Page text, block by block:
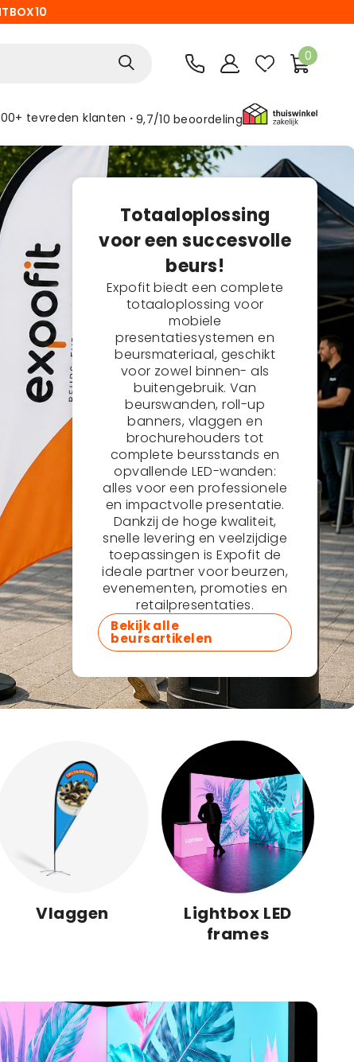
0
tevreden klanten 9,7/10 beoordeling
Totaaloplossing
voor een succesvolle
beurs!
Expofit biedt een complete
totaaloplossing voor
mobiele
presentatiesystemen en
beursmateriaal, geschikt
voor zowel binnen- als
buitengebruik. Van
beurswanden, roll-up
banners, vlaggen en
brochurehouders tot
complete beursstands en
opvallende LED-wanden:
alles voor een professionele
en impactvolle presentatie.
Dankzij de hoge kwaliteit,
snelle levering en veelzijdige
toepassingen is Expofit de
ideale partner voor beurzen,
evenementen, promoties en
retailpresentaties.
Bekijk alle
beursartikelen
Vlaggen
Lightbox LED
frames